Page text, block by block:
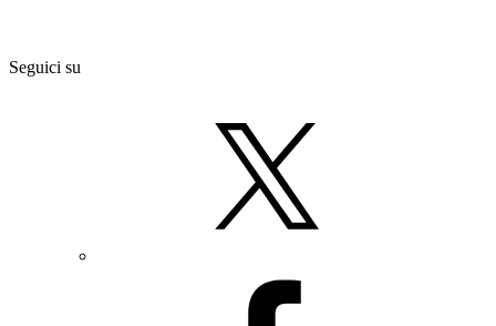
Seguici su